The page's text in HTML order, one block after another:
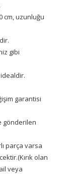
cm, uzunluğu
gibi
garantisi
gönderilen
parça varsa
olan
veya